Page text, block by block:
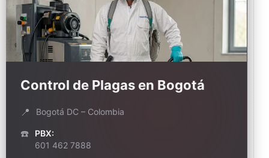
Control de Plagas en Bogotá
📍 Bogotá DC – Colombia
☎️
PBX:
601 462 7888